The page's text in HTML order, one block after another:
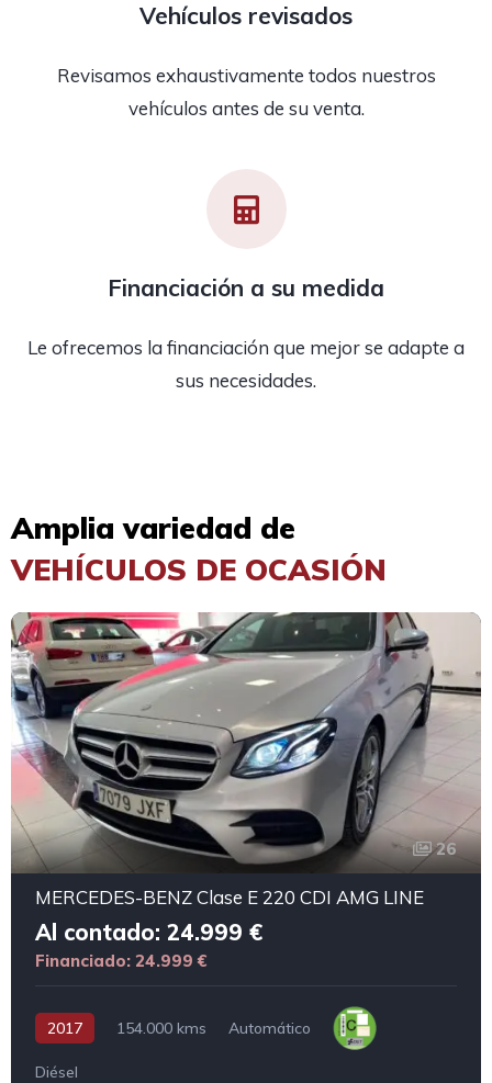
Vehículos revisados
Revisamos exhaustivamente todos nuestros
vehículos antes de su venta.
Financiación a su medida
Le ofrecemos la financiación que mejor se adapte a
sus necesidades.
Amplia variedad de
VEHÍCULOS DE OCASIÓN
26
MERCEDES-BENZ Clase E 220 CDI AMG LINE
Al contado: 24.999 €
Financiado: 24.999 €
2017 154.000 kms Automático
Diésel